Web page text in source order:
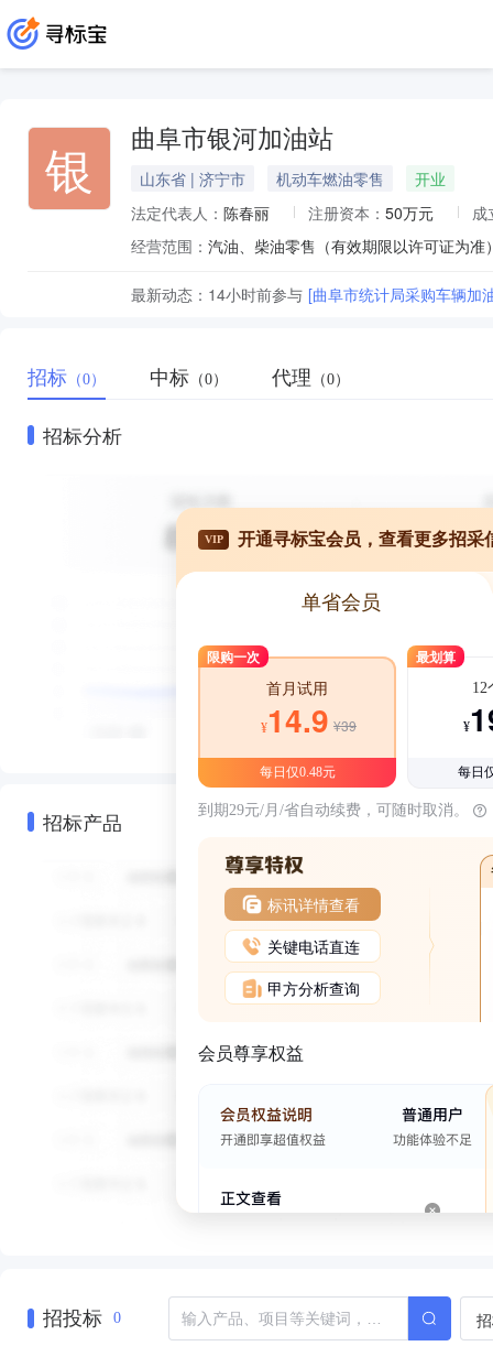
银 曲阜市银河加油站
山东省 | 济宁市 机动车燃油零售
开业
法定代表人： 陈春丽 注册资本： 50万元
成
经营范围： 汽油、柴油零售（有效期限以许可证为
最新动态： 14小时前参与 [曲阜市统计局采购车辆加
招标 （0） 中标 （0） 代理 （0）
招标分析
招标产品
VIP 开通寻标宝会员，查看更多招采
单省会员
限购一次
首月试用
¥14.9 ¥39
每日仅0.48元
最划算
12
¥
每日
到期29元/月/省自动续费，可随时取消。
标讯详情查看
关键电话直连
甲方分析查询
会员尊享权益
招投标 0